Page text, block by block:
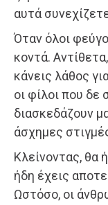
αυτά
Όταν όλοι
κοντά.
κάνεις λάθος
οι φίλοι που δε
διασκεδάζουν
άσχημες
Κλείνοντας, θα
ήδη έχεις
Ωστόσο, οι